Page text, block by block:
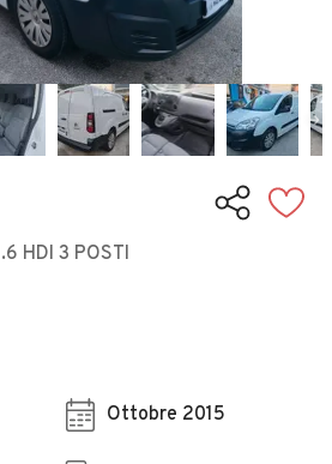
HDI 3 POSTI
Ottobre 2015